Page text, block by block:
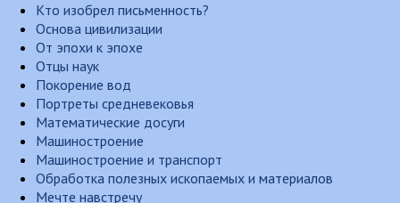
Кто изобрел письменность?
Основа цивилизации
От эпохи к эпохе
Отцы наук
Покорение вод
Портреты средневековья
Математические досуги
Машиностроение
Машиностроение и транспорт
Обработка полезных ископаемых и материалов
Мечте навстречу